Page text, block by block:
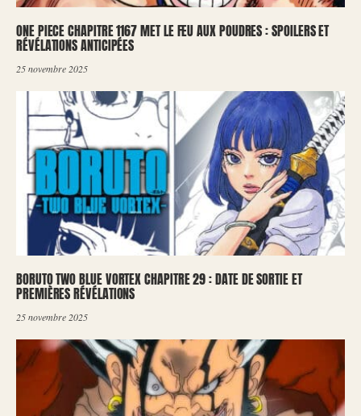
ONE PIECE CHAPITRE 1167 MET LE FEU AUX POUDRES : SPOILERS ET
RÉVÉLATIONS ANTICIPÉES
25 novembre 2025
BORUTO TWO BLUE VORTEX CHAPITRE 29 : DATE DE SORTIE ET
PREMIÈRES RÉVÉLATIONS
25 novembre 2025